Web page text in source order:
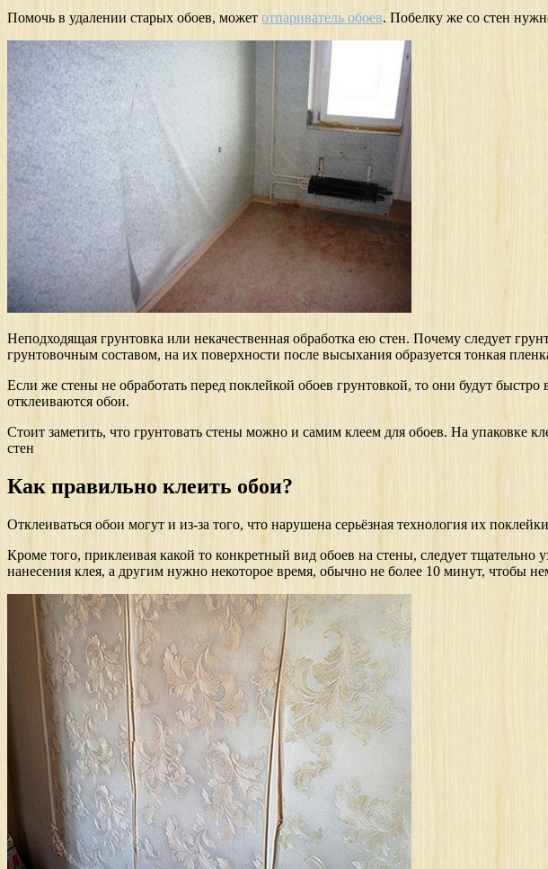
Помочь в удалении старых обоев, может отпариватель обоев. Побелку же со стен
Неподходящая грунтовка или некачественная обработка ею стен. Почему следует
грунтовочным составом, на их поверхности после высыхания образуется тонкая
Если же стены не обработать перед поклейкой обоев грунтовкой, то они будут
отклеиваются обои.
Стоит заметить, что грунтовать стены можно и самим клеем для обоев. На упаковке
стен
Как правильно клеить обои?
Отклеиваться обои могут и из-за того, что нарушена серьёзная технология их
Кроме того, приклеивая какой то конкретный вид обоев на стены, следует
нанесения клея, а другим нужно некоторое время, обычно не более 10 минут, чтобы